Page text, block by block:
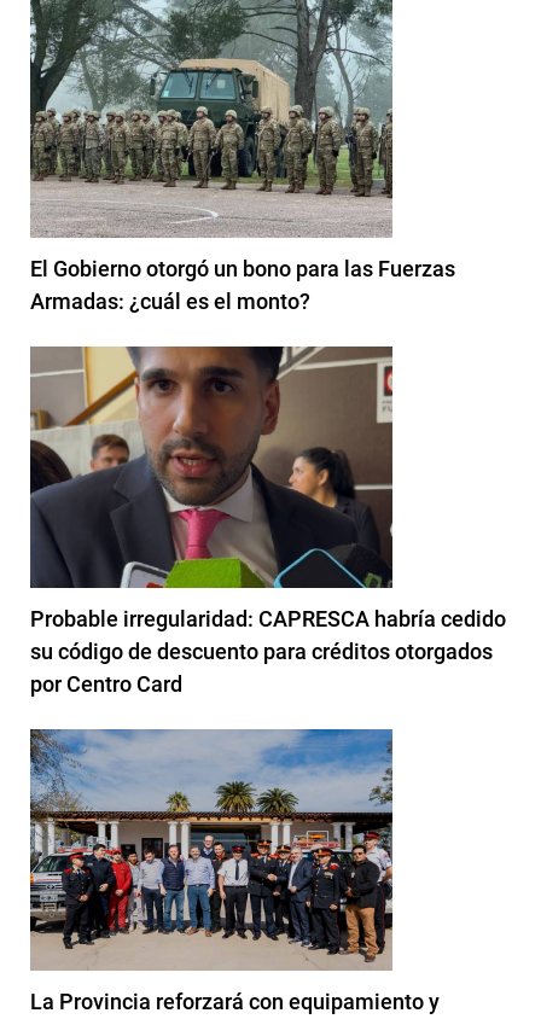
El Gobierno otorgó un bono para las Fuerzas
Armadas: ¿cuál es el monto?
Probable irregularidad: CAPRESCA habría cedido
su código de descuento para créditos otorgados
por Centro Card
La Provincia reforzará con equipamiento y